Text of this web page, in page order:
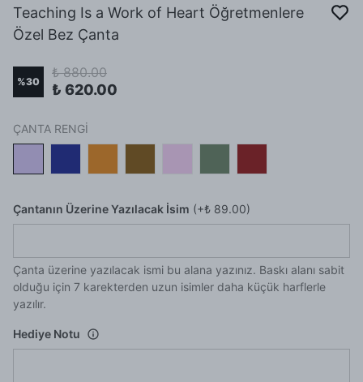
Teaching Is a Work of Heart Öğretmenlere
Özel Bez Çanta
%30
₺ 880.00
₺ 620.00
ÇANTA RENGİ
Çantanın Üzerine Yazılacak İsim (+₺ 89.00)
Çanta üzerine yazılacak ismi bu alana yazınız. Baskı alanı sabit
olduğu için 7 karekterden uzun isimler daha küçük harflerle
yazılır.
Hediye Notu